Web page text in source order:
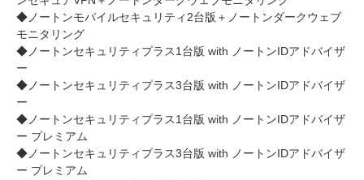
◆ノートンモバイルセキュリティ2台版＋ノートンダークウェブ
モニタリング
◆ノートンセキュリティプラス1台版 with ノートンIDアドバイザ
ー
◆ノートンセキュリティプラス3台版 with ノートンIDアドバイザ
ー
◆ノートンセキュリティプラス1台版 with ノートンIDアドバイザ
ー プレミアム
◆ノートンセキュリティプラス3台版 with ノートンIDアドバイザ
ー プレミアム